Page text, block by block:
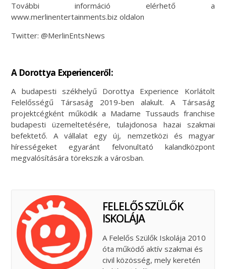
További információ elérhető a
www.merlinentertainments.biz oldalon
Twitter: @MerlinEntsNews
A Dorottya Experienceről:
A budapesti székhelyű Dorottya Experience Korlátolt
Felelősségű Társaság 2019-ben alakult. A Társaság
projektcégként működik a Madame Tussauds franchise
budapesti üzemeltetésére, tulajdonosa hazai szakmai
befektető. A vállalat egy új, nemzetközi és magyar
hírességeket egyaránt felvonultató kalandközpont
megvalósítására törekszik a városban.
FELELŐS SZÜLŐK
ISKOLÁJA
A Felelős Szülők Iskolája 2010
óta működő aktív szakmai és
civil közösség, mely keretén